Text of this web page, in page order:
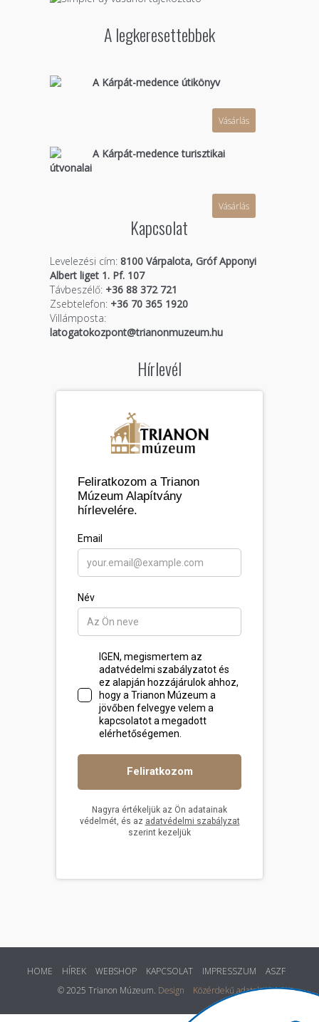
A legkeresettebbek
A Kárpát-medence útikönyv
Vásárlás
A Kárpát-medence turisztikai
útvonalai
Vásárlás
Kapcsolat
Levelezési cím: 8100 Várpalota, Gróf Apponyi
Albert liget 1. Pf. 107
Távbeszélő:+36 88 372 721
Zsebtelefon:+36 70 365 1920
Villámposta:
latogatokozpont@trianonmuzeum.hu
Hírlevél
HOME HÍREK WEBSHOP KAPCSOLAT IMPRESSZUM
ASZF
© 2025 Trianon Múzeum. Design Közérdekű adatok